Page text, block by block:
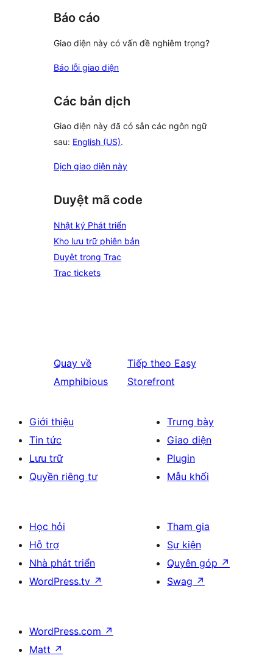
Báo cáo
Giao diện này có vấn đề nghiêm trọng?
Báo lỗi giao diện
Các bản dịch
Giao diện này đã có sẵn các ngôn ngữ
sau: English (US).
Dịch giao diện này
Duyệt mã code
Nhật ký Phát triển
Kho lưu trữ phiên bản
Duyệt trong Trac
Trac tickets
Quay về
Amphibious
Tiếp theo Easy
Storefront
Giới thiệu
Tin tức
Lưu trữ
Quyền riêng tư
Trưng bày
Giao diện
Plugin
Mẫu khối
Học hỏi
Hỗ trợ
Nhà phát triển
WordPress.tv ↗
Tham gia
Sự kiện
Quyên góp ↗
Swag ↗
WordPress.com ↗
Matt ↗